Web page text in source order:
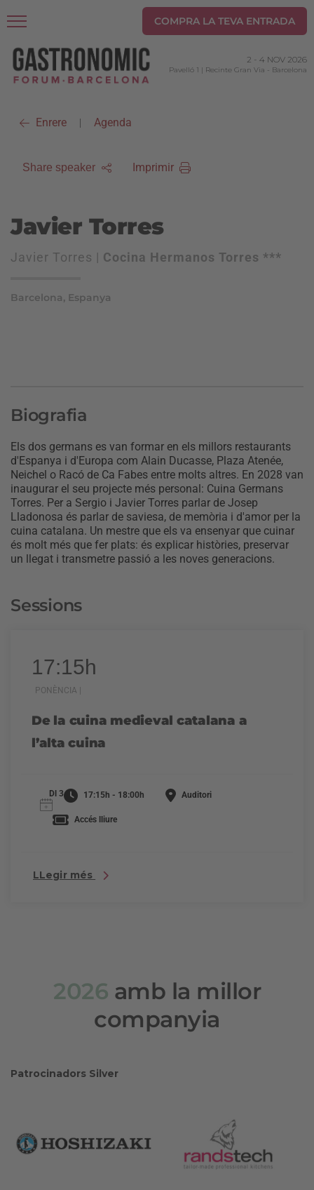
COMPRA LA TEVA ENTRADA
2 - 4 NOV 2026
Pavelló 1 | Recinte Gran Via - Barcelona
Enrere | Agenda
Share speaker Imprimir
Javier Torres
Javier Torres | Cocina Hermanos Torres ***
Barcelona, Espanya
Biografia
Els dos germans es van formar en els millors restaurants
d'Espanya i d'Europa com Alain Ducasse, Plaza Atenée,
Neichel o Racó de Ca Fabes entre molts altres. En 2028 van
inaugurar el seu projecte més personal: Cuina Germans
Torres. Per a Sergio i Javier Torres parlar de Josep
Lladonosa és parlar de saviesa, de memòria i d'amor per la
cuina catalana. Un mestre que els va ensenyar que cuinar
és molt més que fer plats: és explicar històries, preservar
un llegat i transmetre passió a les noves generacions.
Sessions
17:15h
PONÈNCIA |
De la cuina medieval catalana a
l’alta cuina
Dl 3 17:15h - 18:00h Auditori
Accés lliure
LLegir més
2026 amb la millor
companyia
Patrocinadors Silver